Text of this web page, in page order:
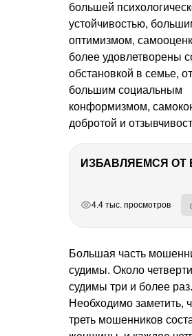
большей
устойчивостью,
оптимизмом,
более удовлетворены
обстановкой в семье,
большим социальным
конформизмом,
добротой и
4.4 тыс. просмотров
Большая часть
судимы. Около
судимы три и более раз.
Необходимо заметить,
треть мошенников